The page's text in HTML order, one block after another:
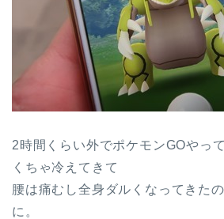
2時間くらい外でポケモンGOやっ
くちゃ冷えてきて
腰は痛むし全身ダルくなってきた
に。